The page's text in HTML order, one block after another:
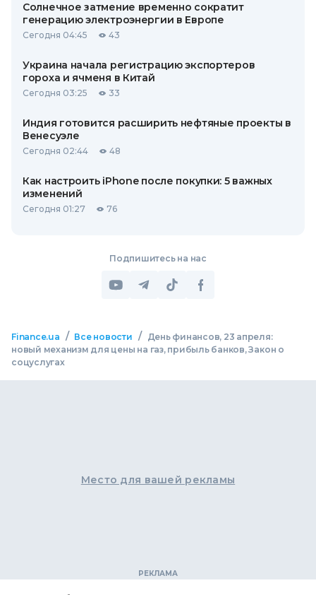
Солнечное затмение временно сократит
генерацию электроэнергии в Европе
Сегодня 04:45 43
Украина начала регистрацию экспортеров
гороха и ячменя в Китай
Сегодня 03:25 33
Индия готовится расширить нефтяные проекты в
Венесуэле
Сегодня 02:44 48
Как настроить iPhone после покупки: 5 важных
изменений
Сегодня 01:27 76
Подпишитесь на нас
Finance.ua / Все новости /
День финансов, 23 апреля:
новый механизм для цены на газ, прибыль банков, Закон о
соцуслугах
Место для вашей рекламы